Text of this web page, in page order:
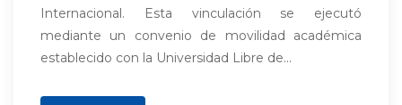
Internacional. Esta vinculación se ejecutó
mediante un convenio de movilidad académica
establecido con la Universidad Libre de...